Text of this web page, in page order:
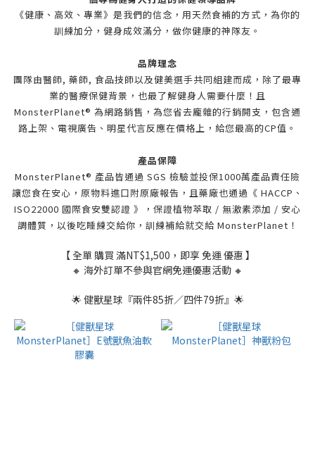
《健康、高效、專業》是我們的信念， 用天然食補的方式，為你的
訓練加分， 健身成效滿分，做你健康的神隊友。
品牌理念
團隊由醫師, 藥師, 食品技師以及健美選手共同組建而成， 除了最專
業的醫療保健背景， 也最了解健身人需要什麼！ 且
MonsterPlanet® 為網路銷售， 為您省去龐雜的行銷開支，包含通
路上架、電視廣告、明星代言反應在價格上，給您最高的CP值。
產品保障
MonsterPlanet® 產品皆通過 SGS 檢驗並投保1000萬產品責任險
讓您食在安心， 原物料進口附原廠報告，且藥廠也通過 《 HACCP、
ISO22000 國際食安雙認證 》， 保證植物萃取 / 無激素添加 / 安心
調體質， 以後吃睡練交給你， 訓練補給就交給 MonsterPlanet！
【 全單 購買 滿NT$1,500，即享 免運 優惠 】
🔸 海外訂單不參與官網免運優惠活動 🔸
🌟 健獸星球『兩件85折／四件79折』🌟